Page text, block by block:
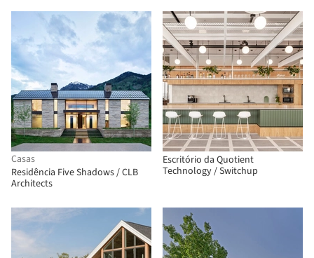
Casas
Residência Five Shadows / CLB
Architects
Escritório da Quotient
Technology / Switchup